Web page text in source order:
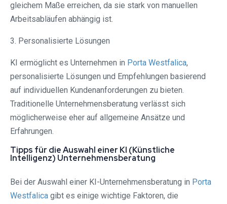
gleichem Maße erreichen, da sie stark von manuellen
Arbeitsabläufen abhängig ist.
3. Personalisierte Lösungen
KI ermöglicht es Unternehmen in Porta Westfalica⁠,
personalisierte Lösungen und Empfehlungen basierend
auf individuellen Kundenanforderungen zu bieten.
Traditionelle Unternehmensberatung verlässt sich
möglicherweise eher auf allgemeine Ansätze und
Erfahrungen.
Tipps für die Auswahl einer KI (Künstliche
Intelligenz) Unternehmensberatung
Bei der Auswahl einer KI-Unternehmensberatung in Porta
Westfalica⁠ gibt es einige wichtige Faktoren, die